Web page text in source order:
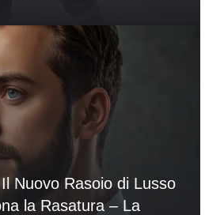
Nuovo Rasoio di Lusso
la Rasatura – La